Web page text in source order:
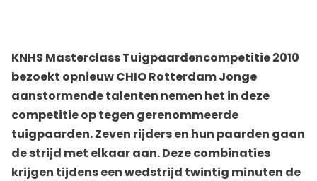
KNHS Masterclass Tuigpaardencompetitie 2010
bezoekt opnieuw CHIO Rotterdam Jonge
aanstormende talenten nemen het in deze
competitie op tegen gerenommeerde
tuigpaarden. Zeven rijders en hun paarden gaan
de strijd met elkaar aan. Deze combinaties
krijgen tijdens een wedstrijd twintig minuten de